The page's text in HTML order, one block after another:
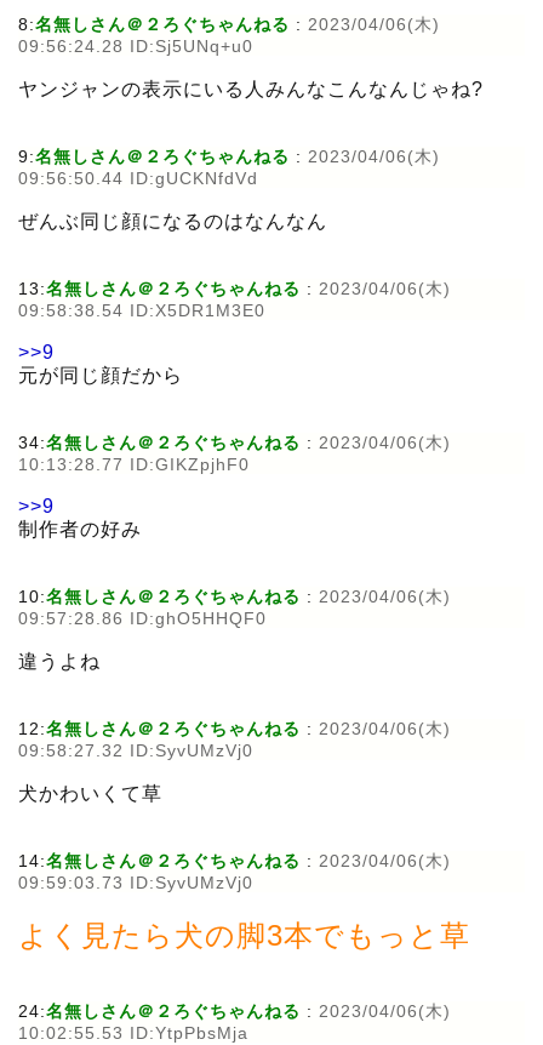
8:名無しさん＠２ろぐちゃんねる : 2023/04/06(木)
09:56:24.28 ID:Sj5UNq+u0
ヤンジャンの表示にいる人みんなこんなんじゃね?
9:名無しさん＠２ろぐちゃんねる : 2023/04/06(木)
09:56:50.44 ID:gUCKNfdVd
ぜんぶ同じ顔になるのはなんなん
13:名無しさん＠２ろぐちゃんねる : 2023/04/06(木)
09:58:38.54 ID:X5DR1M3E0
>>9
元が同じ顔だから
34:名無しさん＠２ろぐちゃんねる : 2023/04/06(木)
10:13:28.77 ID:GIKZpjhF0
>>9
制作者の好み
10:名無しさん＠２ろぐちゃんねる : 2023/04/06(木)
09:57:28.86 ID:ghO5HHQF0
違うよね
12:名無しさん＠２ろぐちゃんねる : 2023/04/06(木)
09:58:27.32 ID:SyvUMzVj0
犬かわいくて草
14:名無しさん＠２ろぐちゃんねる : 2023/04/06(木)
09:59:03.73 ID:SyvUMzVj0
よく見たら犬の脚3本でもっと草
24:名無しさん＠２ろぐちゃんねる : 2023/04/06(木)
10:02:55.53 ID:YtpPbsMja